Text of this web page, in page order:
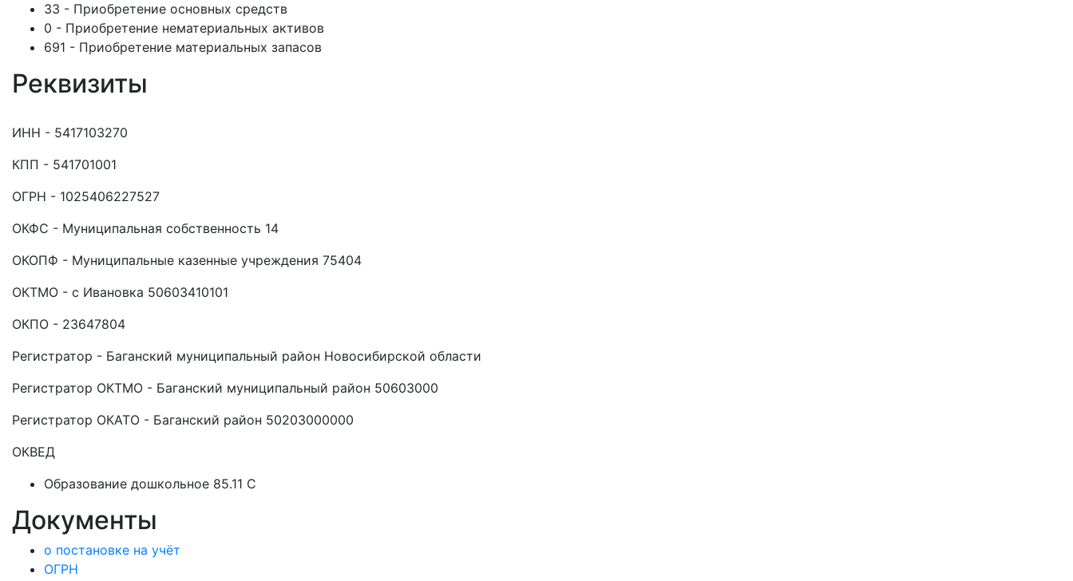
33 - Приобретение основных средств
0 - Приобретение нематериальных активов
691 - Приобретение материальных запасов
Реквизиты
ИНН - 5417103270
КПП - 541701001
ОГРН - 1025406227527
ОКФС - Муниципальная собственность 14
ОКОПФ - Муниципальные казенные учреждения 75404
ОКТМО - с Ивановка 50603410101
ОКПО - 23647804
Регистратор - Баганский муниципальный район Новосибирской области
Регистратор ОКТМО - Баганский муниципальный район 50603000
Регистратор ОКАТО - Баганский район 50203000000
ОКВЕД
Образование дошкольное 85.11 C
Документы
о постановке на учёт
ОГРН